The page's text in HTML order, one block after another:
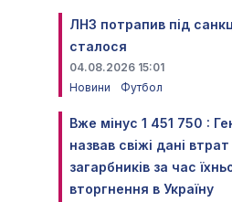
ЛНЗ потрапив під
сталося
04.08.2026 15:01
Новини
Футбол
Вже мінус 1 451 750 :
назвав свіжі дані втрат
загарбників за час
вторгнення в Україну